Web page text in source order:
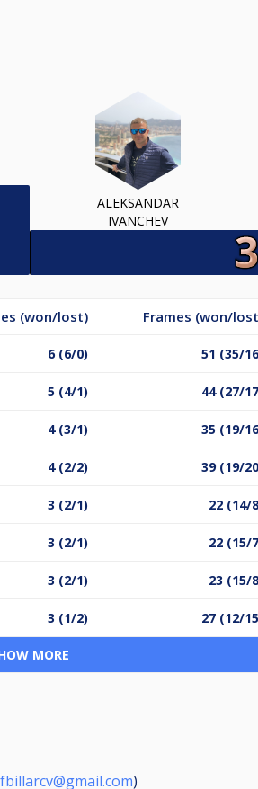
ALEKSANDAR
IVANCHEV
(won/lost) Frames (won/
6 (6/0) 51 (35/
5 (4/1) 44 (27/
4 (3/1) 35 (19/
4 (2/2) 39 (19/
3 (2/1) 22 (14/
3 (2/1) 22 (15/
3 (2/1) 23 (15/
3 (1/2) 27 (12/
MORE
fbillarcv@gmail.com)